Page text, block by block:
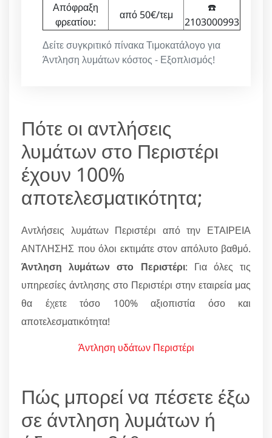
Δείτε συγκριτικό πίνακα Τιμοκατάλογο για
Άντληση λυμάτων κόστος - Εξοπλισμός!
Απόφραξη
φρεατίου:
από 50€/τεμ
☎️
2103000993
Πότε οι αντλήσεις
λυμάτων στο Περιστέρι
έχουν 100%
αποτελεσματικότητα;
Αντλήσεις λυμάτων Περιστέρι από την ΕΤΑΙΡΕΙΑ
ΑΝΤΛΗΣΗΣ που όλοι εκτιμάτε στον απόλυτο βαθμό.
Άντληση λυμάτων στο Περιστέρι: Για όλες τις
υπηρεσίες άντλησης στο Περιστέρι στην εταιρεία μας
θα έχετε τόσο 100% αξιοπιστία όσο και
αποτελεσματικότητα!
Άντληση υδάτων Περιστέρι
Πώς μπορεί να πέσετε έξω
σε άντληση λυμάτων ή